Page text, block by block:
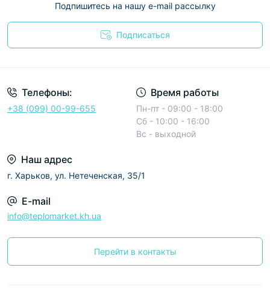
Подпишитесь на нашу e-mail рассылку
Подписаться
Телефоны:
+38 (099) 00-99-655
Время работы
Пн-пт - 09:00 - 18:00
Сб - 10:00 - 16:00
Вс - выходной
Наш адрес
г. Харьков, ул. Нетеченская, 35/1
E-mail
info@teplomarket.kh.ua
Перейти в контакты